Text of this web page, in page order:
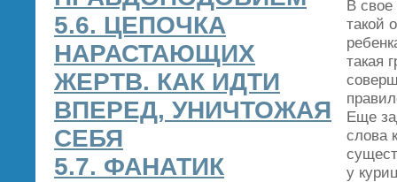
5.6. ЦЕПОЧКА
НАРАСТАЮЩИХ
ЖЕРТВ. КАК ИДТИ
ВПЕРЕД, УНИЧТОЖАЯ
СЕБЯ
5.7. ФАНАТИК
В свое
такой
такая
Еще
слова
у